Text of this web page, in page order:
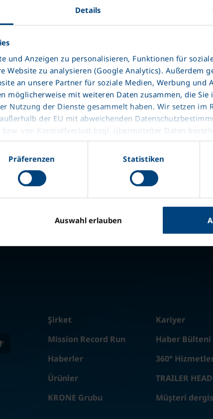
Details
und Anzeigen zu personalisieren, Funktionen für
Website zu analysieren (Google Analytics). Außerdem
an unsere Partner für soziale Medien, Werbung und
möglicherweise mit weiteren Daten zusammen, die
Nutzung der Dienste gesammelt haben. Wir setzen im
der EU mit abweichenden
von Kontrollverlust bzgl. übermittelter Daten
Präferenzen Statistiken
Auswahl erlauben
KRONE Ticari
Araçlar Sanayi
Ve Ticaret A.Ş.
Şirket
Mission Record Run
Haberler
Ürünler
KRONE Grubu
Kariyer
Haber Bülteni
360°
TRAILER
Müşteri